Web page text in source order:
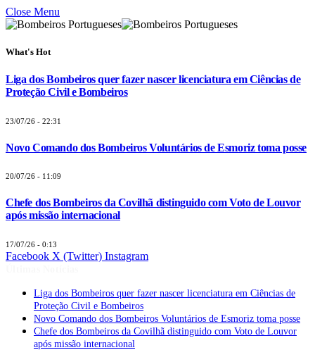
Close Menu
What's Hot
Liga dos Bombeiros quer fazer nascer licenciatura em Ciências de
Proteção Civil e Bombeiros
23/07/26 - 22:31
Novo Comando dos Bombeiros Voluntários de Esmoriz toma posse
20/07/26 - 11:09
Chefe dos Bombeiros da Covilhã distinguido com Voto de Louvor
após missão internacional
17/07/26 - 0:13
Facebook X (Twitter) Instagram
Liga dos Bombeiros quer fazer nascer licenciatura em Ciências de
Proteção Civil e Bombeiros
Novo Comando dos Bombeiros Voluntários de Esmoriz toma posse
Chefe dos Bombeiros da Covilhã distinguido com Voto de Louvor
após missão internacional